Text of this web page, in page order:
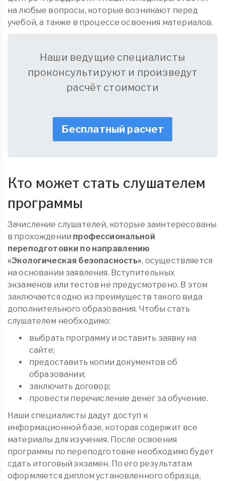
на любые вопросы, которые возникают перед
учебой, а также в процессе освоения материалов.
Наши ведущие специалисты
проконсультируют и произведут
расчёт стоимости
Бесплатный расчет
Кто может стать слушателем
программы
Зачисление слушателей, которые заинтересованы
в прохождении профессиональной
переподготовки по направлению
«Экологическая безопасность», осуществляется
на основании заявления. Вступительных
экзаменов или тестов не предусмотрено. В этом
заключается одно из преимуществ такого вида
дополнительного образования. Чтобы стать
слушателем необходимо:
выбрать программу и оставить заявку на
сайте;
предоставить копии документов об
образовании;
заключить договор;
провести перечисление денег за обучение.
Наши специалисты дадут доступ к
информационной базе, которая содержит все
материалы для изучения. После освоения
программы по переподготовке необходимо будет
сдать итоговый экзамен. По его результатам
оформляется диплом установленного образца,